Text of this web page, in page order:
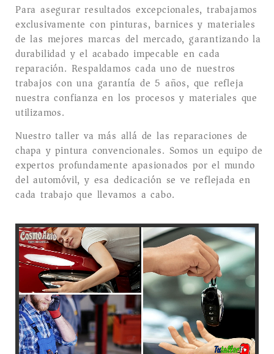
Para asegurar resultados excepcionales, trabajamos
exclusivamente con pinturas, barnices y materiales
de las mejores marcas del mercado, garantizando la
durabilidad y el acabado impecable en cada
reparación. Respaldamos cada uno de nuestros
trabajos con una garantía de 5 años, que refleja
nuestra confianza en los procesos y materiales que
utilizamos.
Nuestro taller va más allá de las reparaciones de
chapa y pintura convencionales. Somos un equipo de
expertos profundamente apasionados por el mundo
del automóvil, y esa dedicación se ve reflejada en
cada trabajo que llevamos a cabo.